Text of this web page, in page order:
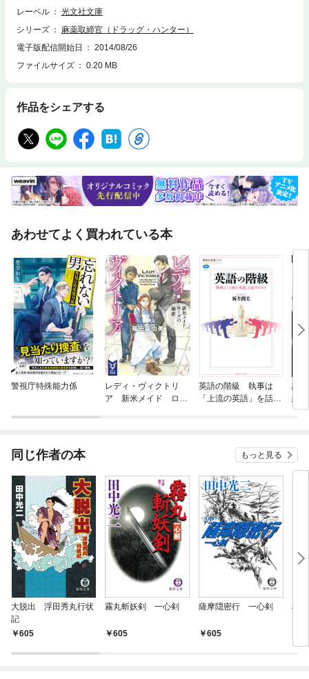
レーベル
光文社文庫
シリーズ
麻薬取締官（ドラッグ・ハンター）
電子版配信開始日
2014/08/26
ファイルサイズ
0.20 MB
作品をシェアする
あわせてよく買われている本
警視庁特殊能力係
レディ・ヴィクトリ
ア 新米メイド ロー
英語の階級 執事は
「上流の英語」を話す
誘
紀
同じ作者の本 もっと見る
大脱出 浮田秀丸行状
記
605
霧丸斬妖剣 一心剣
605
薩摩隠密行 一心剣
605
秘